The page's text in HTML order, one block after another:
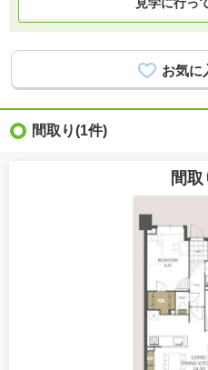
間取り(1件)
間取